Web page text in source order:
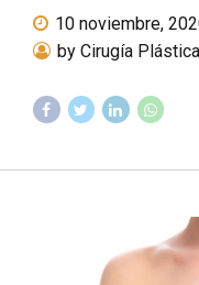
10 noviembre,
by Cirugía